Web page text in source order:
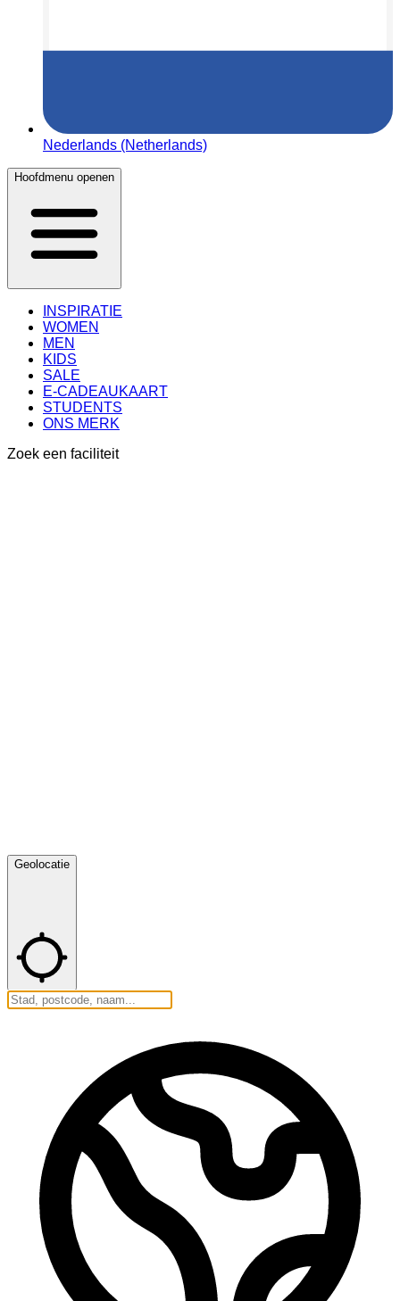
Nederlands (Netherlands)
Hoofdmenu openen
INSPIRATIE
WOMEN
MEN
KIDS
SALE
E-CADEAUKAART
STUDENTS
ONS MERK
Zoek een faciliteit
Geolocatie